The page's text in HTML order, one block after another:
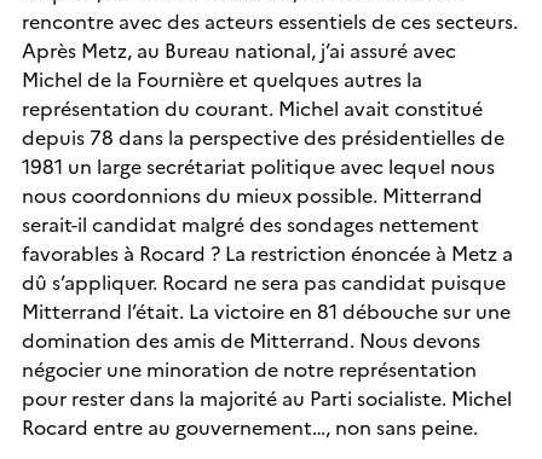
rencontre avec des acteurs essentiels de ces secteurs.
Après Metz, au Bureau national, j’ai assuré avec
Michel de la Fournière et quelques autres la
représentation du courant. Michel avait constitué
depuis 78 dans la perspective des présidentielles de
1981 un large secrétariat politique avec lequel nous
nous coordonnions du mieux possible. Mitterrand
serait-il candidat malgré des sondages nettement
favorables à Rocard ? La restriction énoncée à Metz a
dû s’appliquer. Rocard ne sera pas candidat puisque
Mitterrand l’était. La victoire en 81 débouche sur une
domination des amis de Mitterrand. Nous devons
négocier une minoration de notre représentation
pour rester dans la majorité au Parti socialiste. Michel
Rocard entre au gouvernement…, non sans peine.